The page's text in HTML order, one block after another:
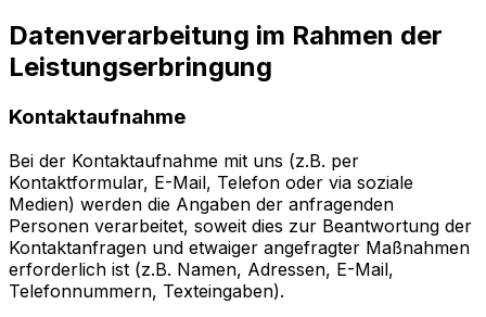
Datenverarbeitung im Rahmen der
Leistungserbringung
Kontaktaufnahme
Bei der Kontaktaufnahme mit uns (z.B. per
Kontaktformular, E-Mail, Telefon oder via soziale
Medien) werden die Angaben der anfragenden
Personen verarbeitet, soweit dies zur Beantwortung der
Kontaktanfragen und etwaiger angefragter Maßnahmen
erforderlich ist (z.B. Namen, Adressen, E-Mail,
Telefonnummern, Texteingaben).